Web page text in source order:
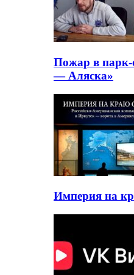
Пожар в парк-
— Аляска»
Империя на